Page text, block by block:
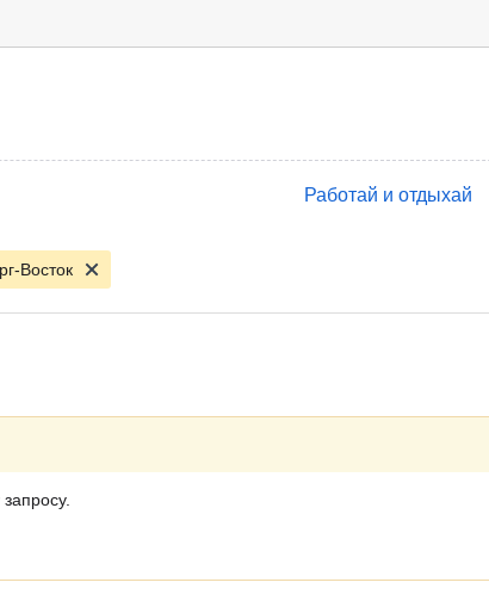
Работай и отдыхай
Восток